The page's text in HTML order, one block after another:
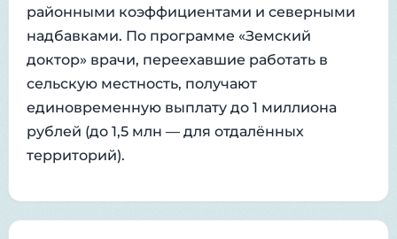
районными коэффициентами и северными
надбавками. По программе «Земский
доктор» врачи, переехавшие работать в
сельскую местность, получают
единовременную выплату до 1 миллиона
рублей (до 1,5 млн — для отдалённых
территорий).